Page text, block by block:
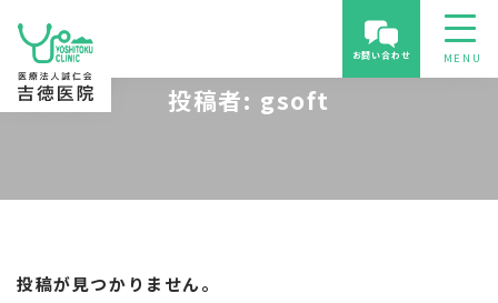
お問い合わせ
投稿者: gsoft
投稿が見つかりません。